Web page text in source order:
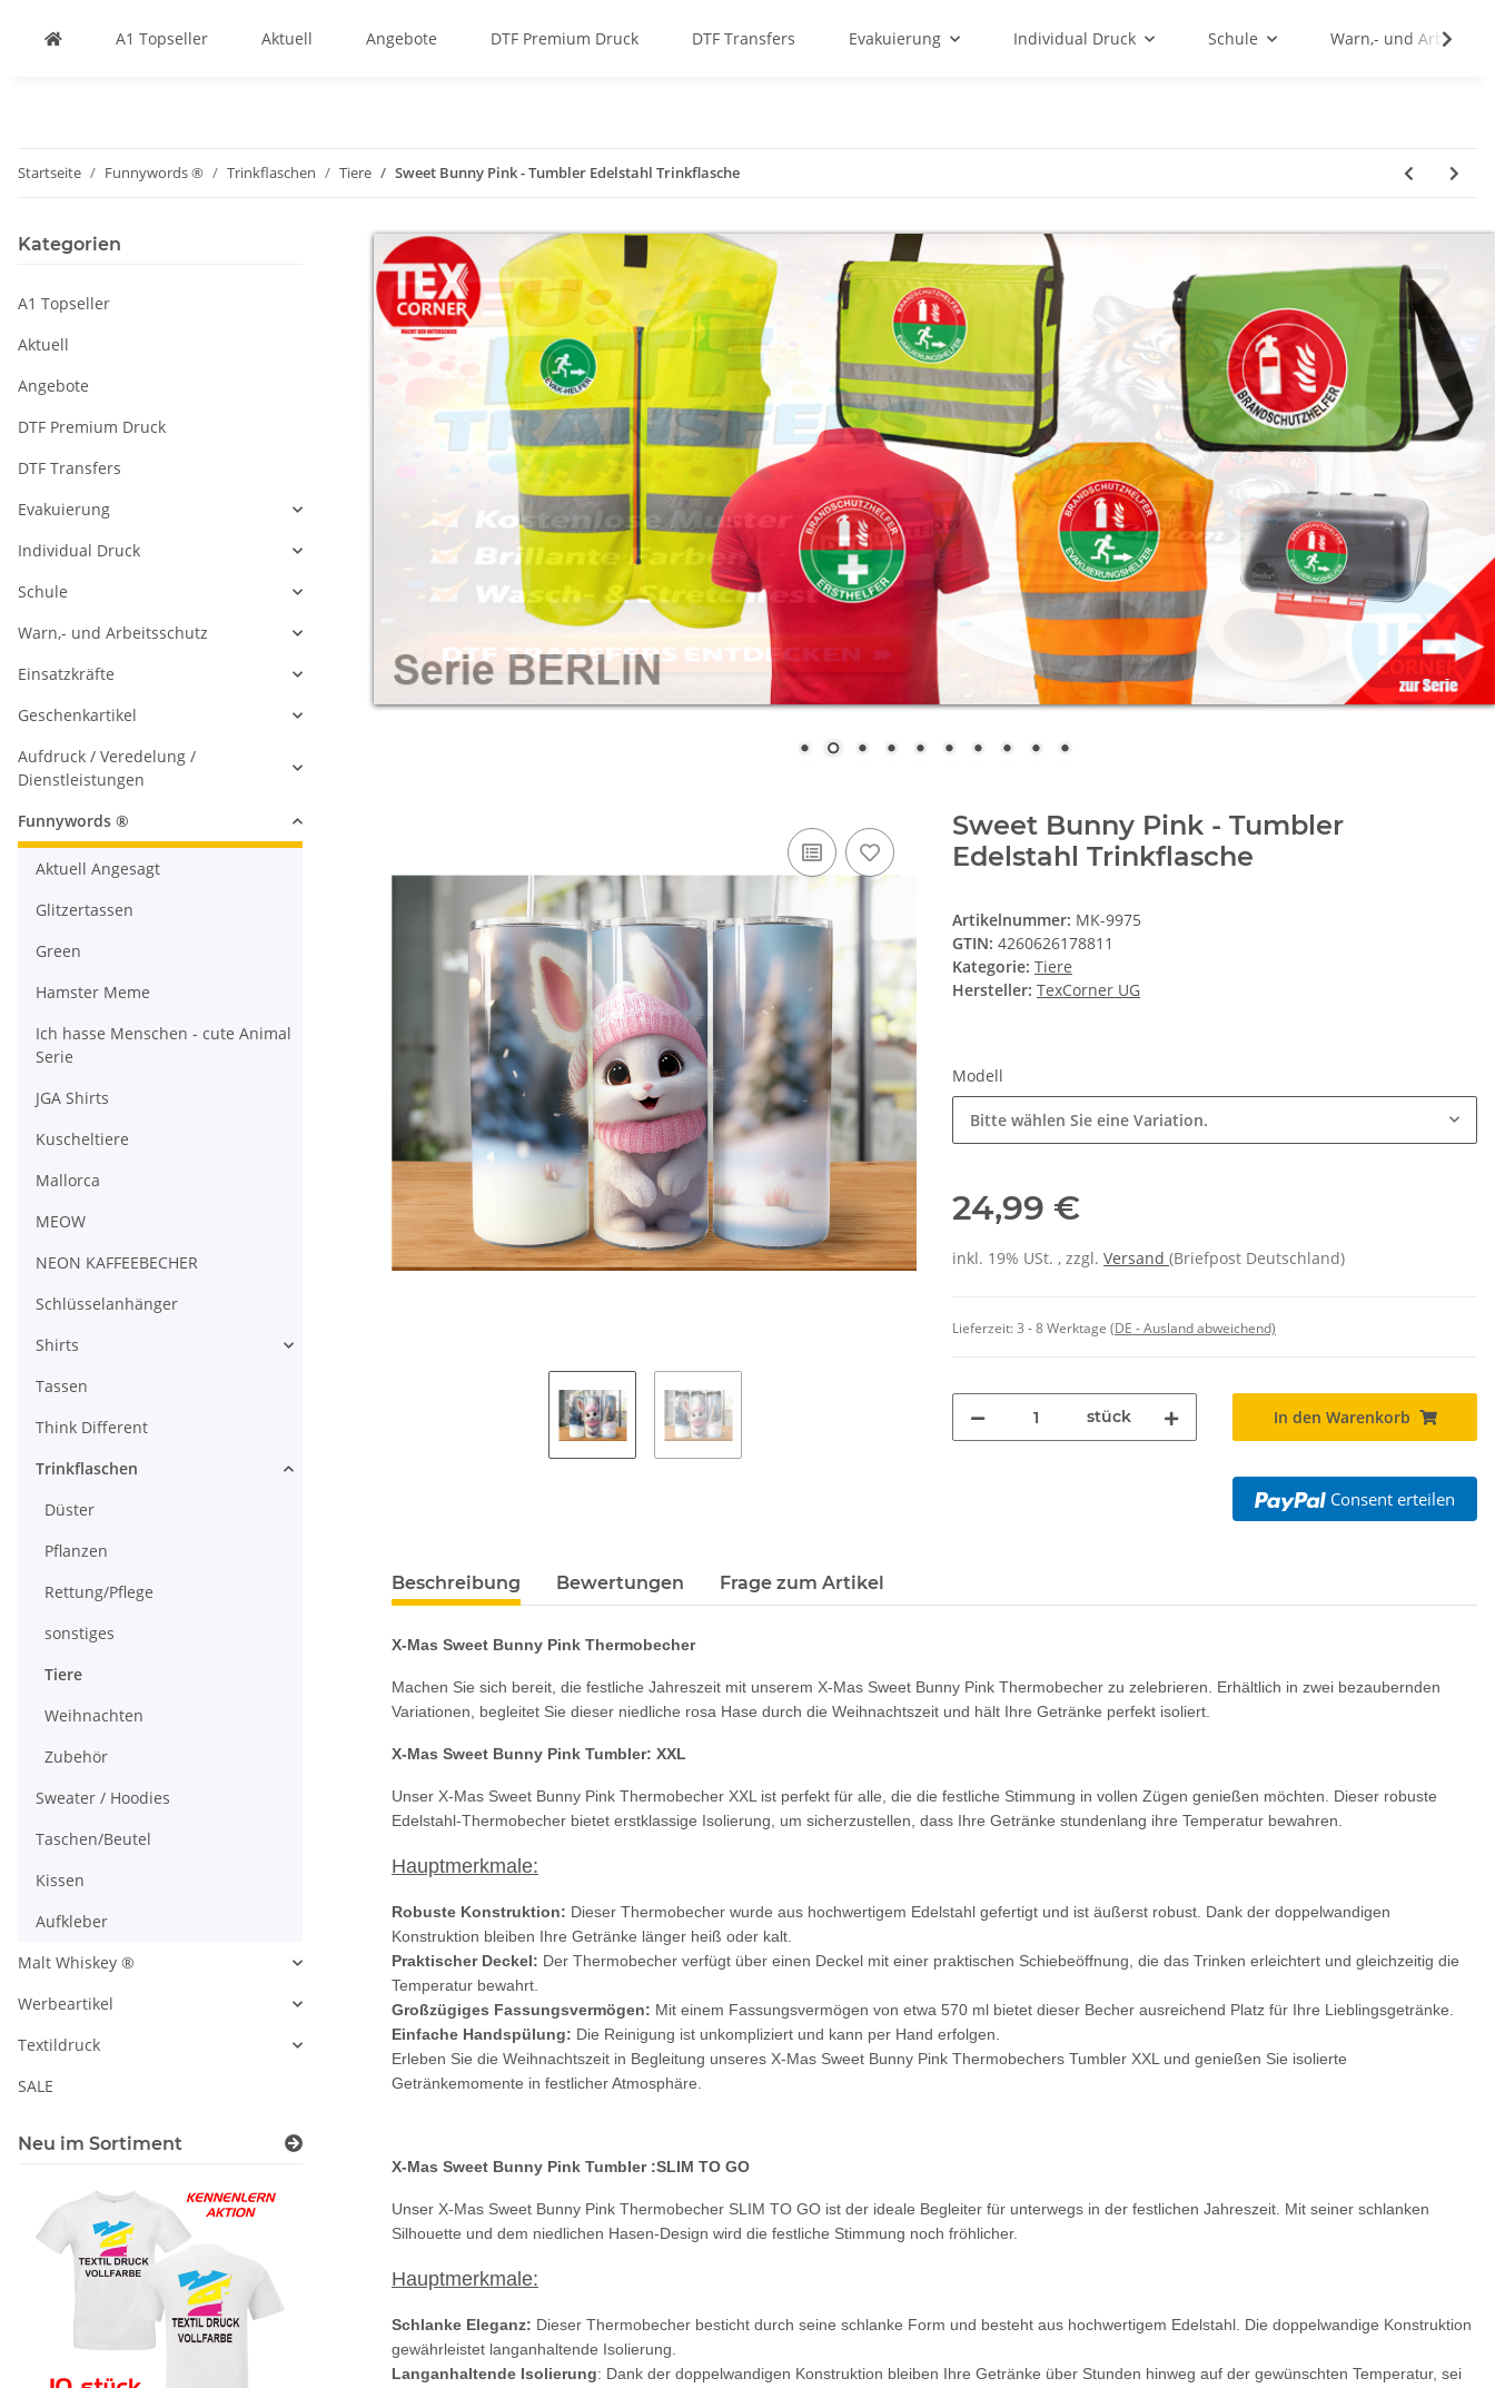
A1 Topseller Aktuell Angebote DTF Premium Druck DTF Transfers Evakuierung Individual Druck Schule Warn,- und
Startseite Funnywords ® Trinkflaschen Tiere Sweet Bunny Pink - Tumbler Edelstahl Trinkflasche
Sweet Bunny Pink - Tumbler
Edelstahl Trinkflasche
Artikelnummer: MK-9975
GTIN: 4260626178811
Kategorie: Tiere
Hersteller: TexCorner UG
Modell
Bitte wählen Sie eine Variation.
24,99 €
inkl. 19% USt. , zzgl. Versand (Briefpost Deutschland)
Lieferzeit:3 - 8 Werktage (DE - Ausland abweichend)
stück In den Warenkorb
Consent erteilen
Beschreibung Bewertungen Frage zum Artikel
X-Mas Sweet Bunny Pink Thermobecher
Machen Sie sich bereit, die festliche Jahreszeit mit unserem X-Mas Sweet Bunny Pink Thermobecher zu zelebrieren. Erhältlich in zwei bezaubernden
Variationen, begleitet Sie dieser niedliche rosa Hase durch die Weihnachtszeit und hält Ihre Getränke perfekt isoliert.
X-Mas Sweet Bunny Pink Tumbler: XXL
Unser X-Mas Sweet Bunny Pink Thermobecher XXL ist perfekt für alle, die die festliche Stimmung in vollen Zügen genießen möchten. Dieser robuste
Edelstahl-Thermobecher bietet erstklassige Isolierung, um sicherzustellen, dass Ihre Getränke stundenlang ihre Temperatur bewahren.
Hauptmerkmale:
Robuste Konstruktion: Dieser Thermobecher wurde aus hochwertigem Edelstahl gefertigt und ist äußerst robust. Dank der doppelwandigen
Konstruktion bleiben Ihre Getränke länger heiß oder kalt.
Praktischer Deckel: Der Thermobecher verfügt über einen Deckel mit einer praktischen Schiebeöffnung, die das Trinken erleichtert und gleichzeitig die
Temperatur bewahrt.
Großzügiges Fassungsvermögen: Mit einem Fassungsvermögen von etwa 570 ml bietet dieser Becher ausreichend Platz für Ihre Lieblingsgetränke.
Einfache Handspülung: Die Reinigung ist unkompliziert und kann per Hand erfolgen.
Erleben Sie die Weihnachtszeit in Begleitung unseres X-Mas Sweet Bunny Pink Thermobechers Tumbler XXL und genießen Sie isolierte
Getränkemomente in festlicher Atmosphäre.
X-Mas Sweet Bunny Pink Tumbler :SLIM TO GO
Unser X-Mas Sweet Bunny Pink Thermobecher SLIM TO GO ist der ideale Begleiter für unterwegs in der festlichen Jahreszeit. Mit seiner schlanken
Silhouette und dem niedlichen Hasen-Design wird die festliche Stimmung noch fröhlicher.
Hauptmerkmale:
Schlanke Eleganz: Dieser Thermobecher besticht durch seine schlanke Form und besteht aus hochwertigem Edelstahl. Die doppelwandige Konstruktion
gewährleistet langanhaltende Isolierung.
Langanhaltende Isolierung: Dank der doppelwandigen Konstruktion bleiben Ihre Getränke über Stunden hinweg auf der gewünschten Temperatur, sei
Kategorien
A1 Topseller
Aktuell
Angebote
DTF Premium Druck
DTF Transfers
Evakuierung
Individual Druck
Schule
Warn,- und Arbeitsschutz
Einsatzkräfte
Geschenkartikel
Aufdruck / Veredelung /
Dienstleistungen
Funnywords ®
Aktuell Angesagt
Glitzertassen
Green
Hamster Meme
Ich hasse Menschen - cute Animal
Serie
JGA Shirts
Kuscheltiere
Mallorca
MEOW
NEON KAFFEEBECHER
Schlüsselanhänger
Shirts
Tassen
Think Different
Trinkflaschen
Düster
Pflanzen
Rettung/Pflege
sonstiges
Tiere
Weihnachten
Zubehör
Sweater / Hoodies
Taschen/Beutel
Kissen
Aufkleber
Malt Whiskey ®
Werbeartikel
Textildruck
SALE
Neu im Sortiment